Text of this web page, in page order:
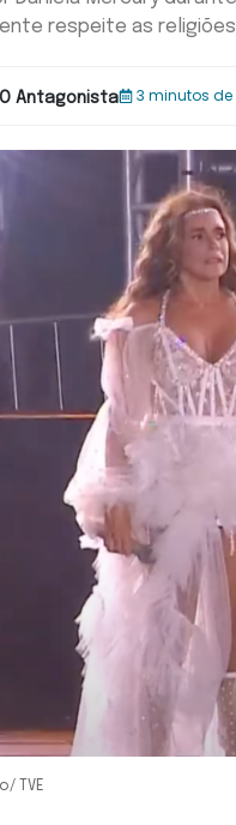
respeite as
Antagonista 3 minutos de
TVE